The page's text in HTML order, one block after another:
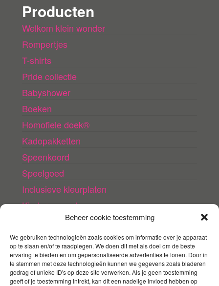
Beheer cookie toestemming
We gebruiken technologieën zoals cookies om informatie over je apparaat
op te slaan en/of te raadplegen. We doen dit met als doel om de beste
ervaring te bieden en om gepersonaliseerde advertenties te tonen. Door in
te stemmen met deze technologieën kunnen we gegevens zoals bladeren
gedrag of unieke ID's op deze site verwerken. Als je geen toestemming
geeft of je toestemming intrekt, kan dit een nadelige invloed hebben op
Producten
Welkom klein wonder
Rompertjes
T-shirts
Pride collectie
Babyshower
Boeken
Homofiele doek®
Kadopakketten
Speenkoord
Speelgoed
Inclusieve kleurplaten
Kinderwens shop
Love collectie
LHBTI+ nieuws en
informatie